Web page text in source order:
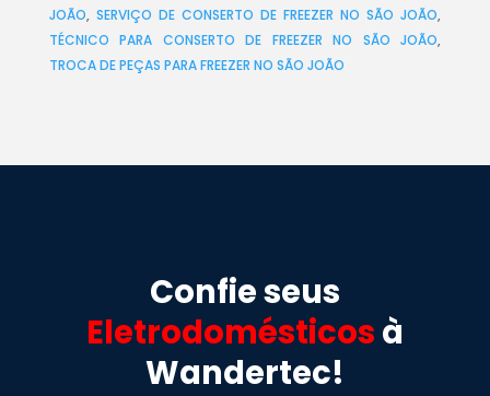
JOÃO, SERVIÇO DE CONSERTO DE FREEZER NO SÃO JOÃO,
TÉCNICO PARA CONSERTO DE FREEZER NO SÃO JOÃO,
TROCA DE PEÇAS PARA FREEZER NO SÃO JOÃO
Confie seus
Eletrodomésticos à
Wandertec!